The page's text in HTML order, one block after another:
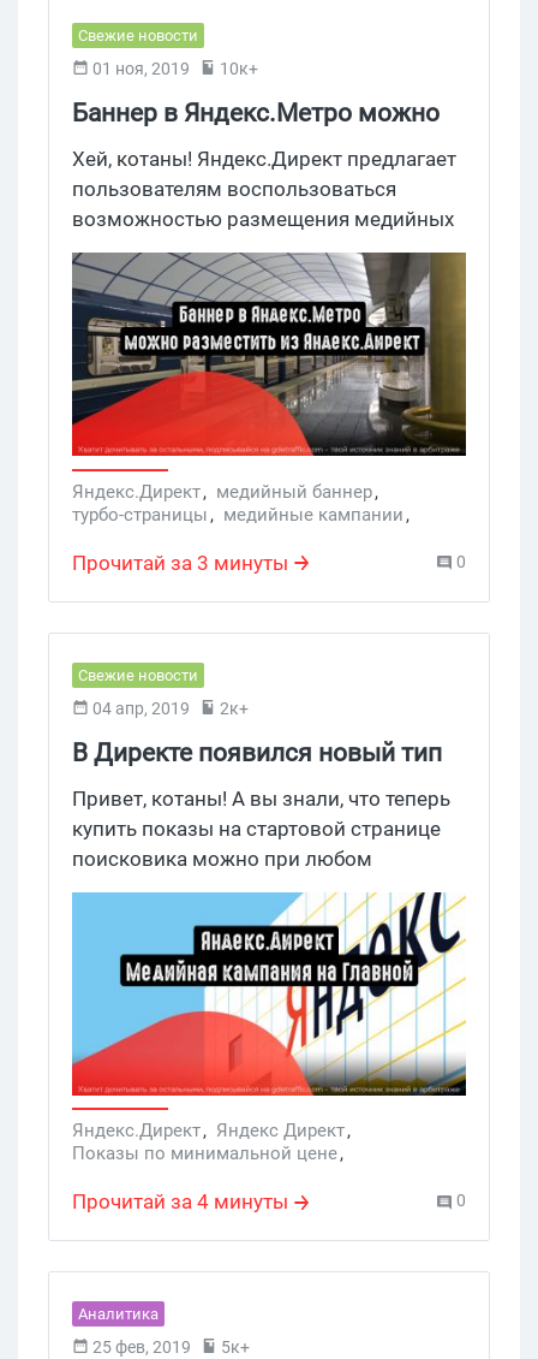
Свежие новости
01 ноя, 2019 10к+
Баннер в Яндекс.Метро можно
разместить из Яндекс.Директ
Хей, котаны! Яндекс.Директ предлагает
пользователям воспользоваться
возможностью размещения медийных
баннеров в приложении Яндекс.Метро,
не покидая пределов рекламной
платформы. В директе кампании для
медиа обзавелись баннерами. Эту
категорию рекламы можно размещать
в Яндекс.Метро.
Яндекс.Директ, медийный баннер,
турбо-страницы, медийные кампании,
Прочитай за 3 минуты 0
Свежие новости
04 апр, 2019 2к+
В Директе появился новый тип
кампаний «Медийная кампания
на Главной»
Привет, котаны! А вы знали, что теперь
купить показы на стартовой странице
поисковика можно при любом
бюджете? Свежая обнова определенно
будет полезна для малых бизнесов,
желающих заявить о себе широкой
аудитории.
Яндекс.Директ, Яндекс Директ,
Показы по минимальной цене,
Прочитай за 4 минуты 0
Аналитика
25 фев, 2019 5к+